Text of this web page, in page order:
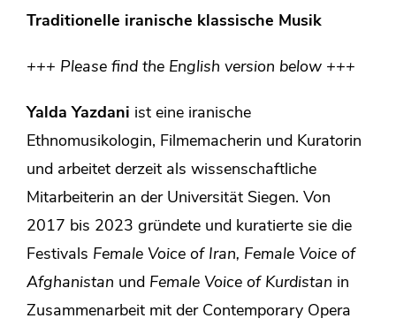
Traditionelle iranische klassische Musik
+++ Please find the English version below +++
Yalda Yazdani ist eine iranische
Ethnomusikologin, Filmemacherin und Kuratorin
und arbeitet derzeit als wissenschaftliche
Mitarbeiterin an der Universität Siegen. Von
2017 bis 2023 gründete und kuratierte sie die
Festivals Female Voice of Iran, Female Voice of
Afghanistan und Female Voice of Kurdistan in
Zusammenarbeit mit der Contemporary Opera